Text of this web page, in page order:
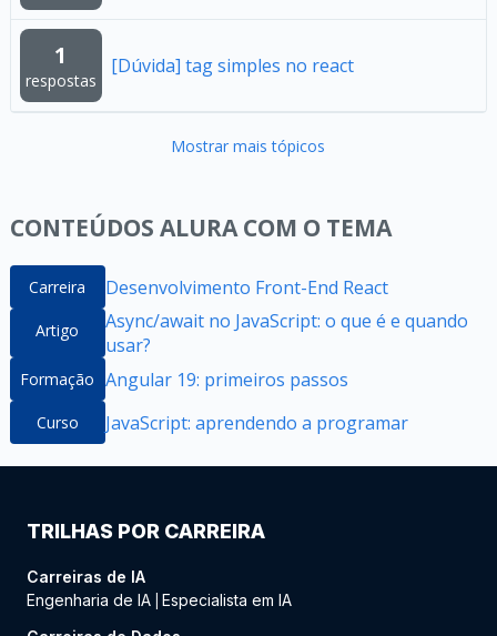
1
respostas
[Dúvida] tag simples no react
Mostrar mais tópicos
CONTEÚDOS ALURA COM O TEMA
Carreira Desenvolvimento Front-End React
Artigo
Async/await no JavaScript: o que é e quando
usar?
Formação Angular 19: primeiros passos
Curso JavaScript: aprendendo a programar
TRILHAS POR CARREIRA
Carreiras de IA
Engenharia de IA Especialista em IA